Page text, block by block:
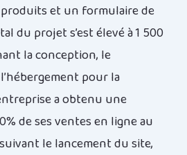
produits et un formulaire de
du projet s’est élevé à 1 500
la conception, le
pour la
a obtenu une
de ses ventes en ligne au
le lancement du site,